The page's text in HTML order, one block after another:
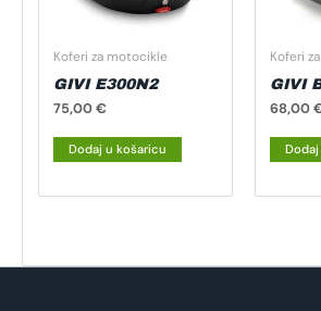
Koferi za motocikle
GIVI E300N2
75,00€
Dodaj u košaricu
Koferi
GIVI
68,00